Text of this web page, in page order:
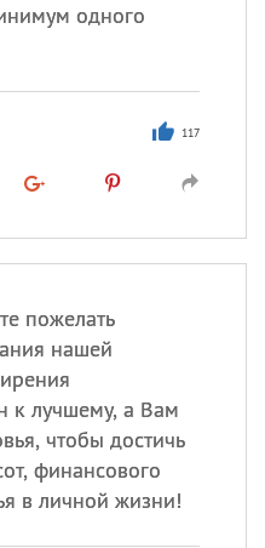
одного
117
пожелать
нашей
к лучшему, а Вам
чтобы достичь
финансового
в личной жизни!